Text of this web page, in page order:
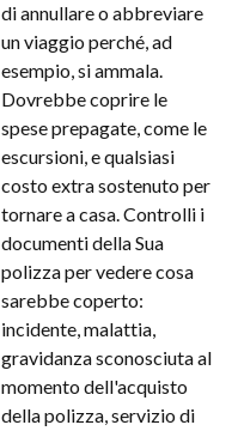
di annullare o abbreviare
un viaggio perché, ad
esempio, si ammala.
Dovrebbe coprire le
spese prepagate, come le
escursioni, e qualsiasi
costo extra sostenuto per
tornare a casa. Controlli i
documenti della Sua
polizza per vedere cosa
sarebbe coperto:
incidente, malattia,
gravidanza sconosciuta al
momento dell'acquisto
della polizza, servizio di